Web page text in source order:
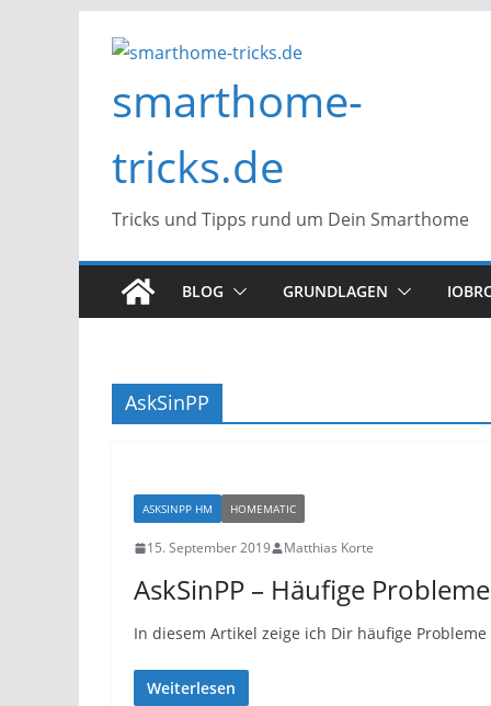
Inhalt
smarthome-
tricks.de
Tricks und Tipps rund um Dein Smarthome
BLOG GRUNDLAGEN
AskSinPP
ASKSINPP HM HOMEMATIC
15. September 2019 Matthias Korte
AskSinPP – Häufige Probleme
In diesem Artikel zeige ich Dir häufige Probleme
Weiterlesen